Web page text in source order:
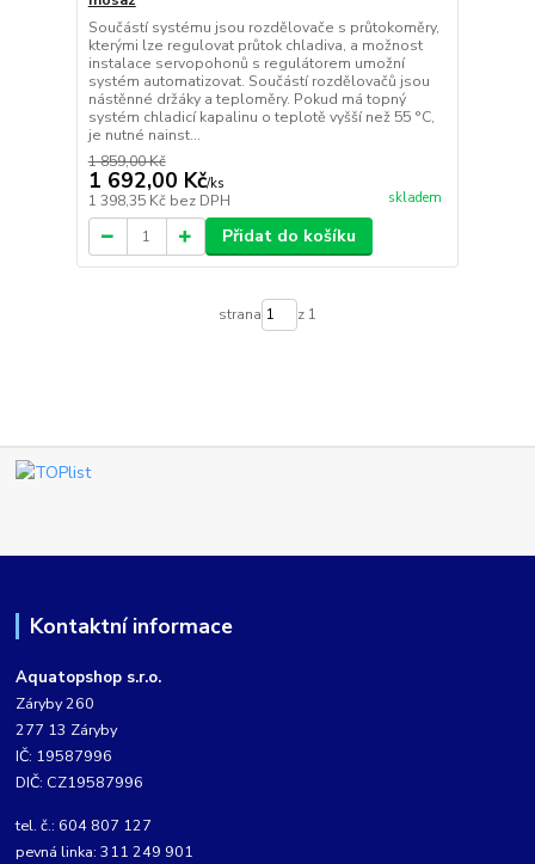
Součástí systému jsou rozdělovače s průtokoměry,
kterými lze regulovat průtok chladiva, a možnost
instalace servopohonů s regulátorem umožní
systém automatizovat. Součástí rozdělovačů jsou
nástěnné držáky a teploměry. Pokud má topný
systém chladicí kapalinu o teplotě vyšší než 55 °C,
je nutné nainst...
1 859,00 Kč
1 692,00 Kč/ks
1 398,35 Kč bez DPH skladem
Přidat do košíku
strana z 1
Kontaktní informace
Aquatopshop s.r.o.
Záryby 260
277 13 Záryby
IČ: 19587996
DIČ: CZ19587996
tel. č.: 604 807 127
pevná linka: 311 249 901